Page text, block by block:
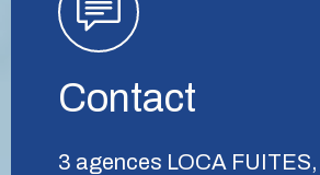
Contact
3 agences LOCA